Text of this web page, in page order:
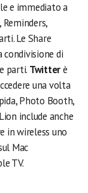
e immediato a
Le Share
di
parti. Twitterè
una volta
Photo Booth,
include anche
in wireless uno
Mac
TV.